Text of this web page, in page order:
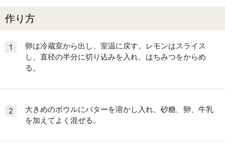
作り方
1
卵は冷蔵室から出し、室温に戻す。レモンはスライス
し、直径の半分に切り込みを入れ、はちみつをからめ
る。
2
大きめのボウルにバターを溶かし入れ、砂糖、卵、牛乳
を加えてよく混ぜる。